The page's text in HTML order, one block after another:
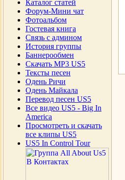
Каталог статей
Форум-Мини чат
Фотоальбом
Гостевая книга
Cвязь с админом
История группы
Баннерообмен
Скачать MP3 US5
Тексты песен
Одень Ричи
Одень Майкала
Перевод песен US5
Все видео US5 - Big In
America
Просмотреть и скачать
все клипы US5
US5 In Control Tour